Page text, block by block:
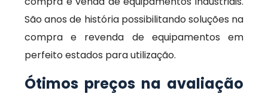
São anos de história possibilitando soluções na
compra e revenda de equipamentos em
perfeito estados para utilização.
Ótimos preços na avaliação